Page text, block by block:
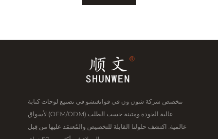
تتخصص شركة شون ون في قوانغتشو في تصنيع لوحات كتابة
عالية الجودة ومتينة حسب الطلب (OEM/ODM) لأسواق
عالمية. اكتشف حلولنا القابلة للتخصيص والمُعتمَد عليها من قِبل